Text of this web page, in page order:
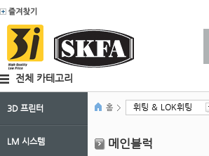
전체 카테고리
3D 프린터
LM 시스템
홈 휘팅 ＆ LOK휘팅
메인블럭